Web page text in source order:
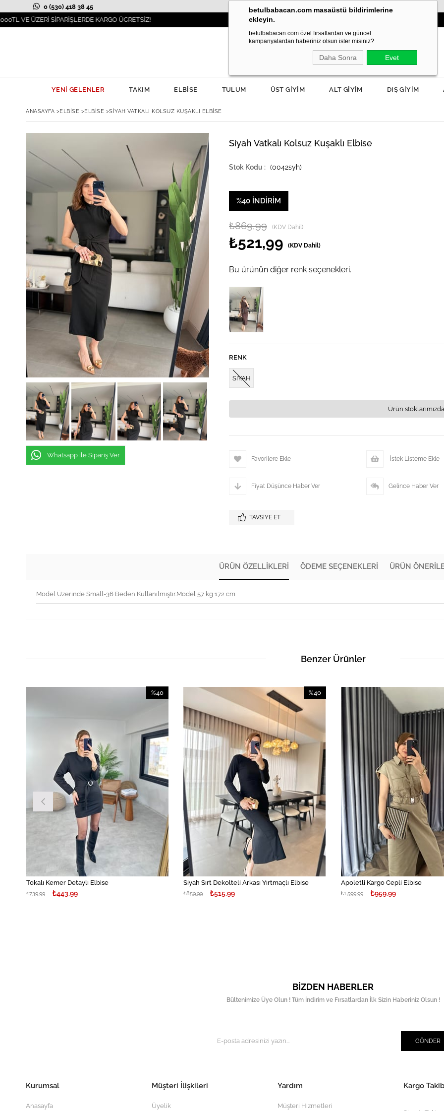
0 (530) 418 38 45
SİPARİŞLERDE KARGO ÜCRETSİZ!
İLKBAHAR MODASI YANIBAŞINIZDA! 3000TL VE
betulbabacan.com masaüstü bildirimlerine
ekleyin.
betulbabacan.com özel fırsatlardan ve güncel
kampanyalardan haberiniz olsun ister misiniz?
Daha Sonra Evet
YENİ GELENLER TAKIM ELBİSE TULUM ÜST GİYİM ALT GİYİM DIŞ GİYİM
ANASAYFA >ELBİSE >ELBİSE >SIYAH VATKALI KOLSUZ KUŞAKLI ELBISE
Whatsapp ile Sipariş Ver
Siyah Vatkalı Kolsuz Kuşaklı Elbise
(0042syh)
%40 İNDIRIM
₺869,99 (KDV Dahil)
₺521,99 (KDV Dahil)
Bu ürünün diğer renk seçenekleri.
Tükendi
RENK
SİYAH
Ürün
Favorilere Ekle İstek Listeme Ekle
Fiyat Düşünce Haber Ver Gelince Haber Ver
TAVSIYE ET
ÜRÜN ÖZELLIKLERI ÖDEME SEÇENEKLERI ÜRÜN
Model Üzerinde Small-36 Beden Kullanılmıştır.Model 57 kg 172 cm
Benzer Ürünler
Tokalı Kemer Detaylı Elbise
₺443,99
₺739,99
%40
Siyah Sırt Dekolteli Arkası Yırtmaçlı Elbise
₺515,99
₺859,99
%40
%40İndirim
Apoletli Kargo Cepli Elbise
₺959,99
₺1.599,99
BIZDEN HABERLER
Bültenimize Üye Olun ! Tüm İndirim ve Fırsatlardan İlk Sizin Haberiniz Olsun !
GÖNDER
Kurumsal
Anasayfa
Müşteri İlişkileri
Üyelik
Yardım
Müşteri Hizmetleri
Kargo